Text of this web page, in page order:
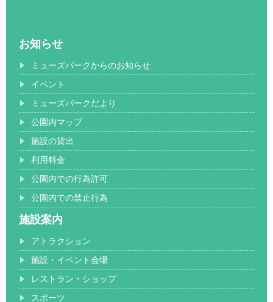
お知らせ
ミューズパークからのお知らせ
イベント
ミューズパークだより
公園内マップ
施設の貸出
利用料金
公園内での行為許可
公園内での禁止行為
施設案内
アトラクション
施設・イベント会場
レストラン・ショップ
スポーツ